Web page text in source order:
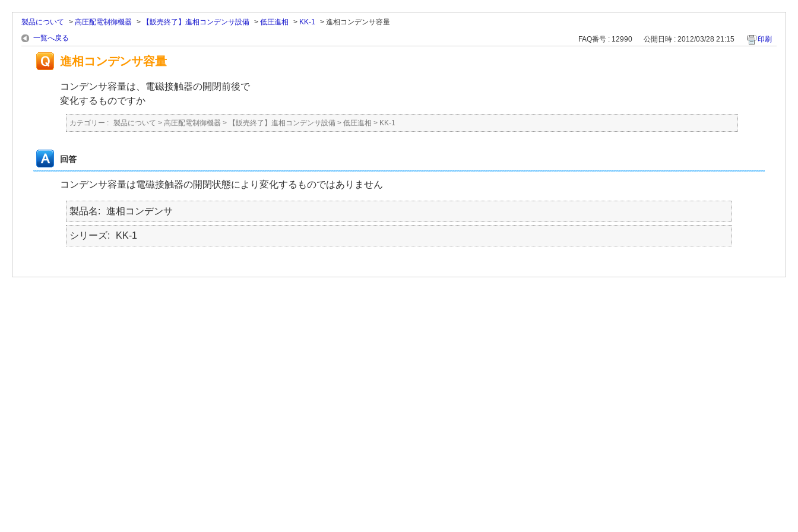
製品について > 高圧配電制御機器 > 【販売終了】進相コンデンサ設備 > 低圧進相 > KK-1 > 進相コンデンサ容量
一覧へ戻る
FAQ番号 : 12990 公開日時 : 2012/03/28 21:15 印刷
進相コンデンサ容量
コンデンサ容量は、電磁接触器の開閉前後で
変化するものですか
カテゴリー : 製品について > 高圧配電制御機器 > 【販売終了】進相コンデンサ設備 > 低圧進相 > KK-1
回答
コンデンサ容量は電磁接触器の開閉状態により変化するものではありません
製品名 進相コンデンサ
シリーズ KK-1